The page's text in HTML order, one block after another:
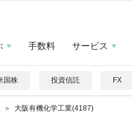
手数料 サービス
国株 投資信託 FX
大阪有機化学工業(4187)